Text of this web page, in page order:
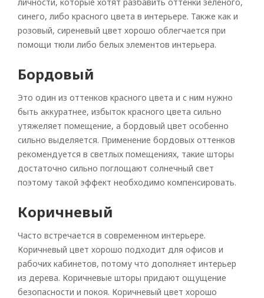
синего, либо красного цвета в интерьере. Также как и
розовый, сиреневый цвет хорошо облегчается при
помощи тюли либо белых элементов интерьера.
Бордовый
Это один из оттенков красного цвета и с ним нужно
быть аккуратнее, избыток красного цвета сильно
утяжеляет помещение, а бордовый цвет особенно
сильно выделяется. Применение бордовых оттенков
рекомендуется в светлых помещениях, такие шторы
достаточно сильно поглощают солнечный свет
поэтому такой эффект необходимо компенсировать.
Коричневый
Часто встречается в современном интерьере.
Коричневый цвет хорошо подходит для офисов и
рабочих кабинетов, потому что дополняет интерьер
из дерева. Коричневые шторы придают ощущение
безопасности и покоя. Коричневый цвет хорошо